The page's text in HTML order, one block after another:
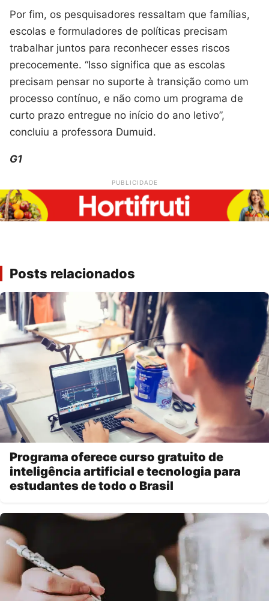
Por fim, os pesquisadores ressaltam que famílias,
escolas e formuladores de políticas precisam
trabalhar juntos para reconhecer esses riscos
precocemente. “Isso significa que as escolas
precisam pensar no suporte à transição como um
processo contínuo, e não como um programa de
curto prazo entregue no início do ano letivo”,
concluiu a professora Dumuid.
G1
PUBLICIDADE
Posts relacionados
Programa oferece curso gratuito de
inteligência artificial e tecnologia para
estudantes de todo o Brasil